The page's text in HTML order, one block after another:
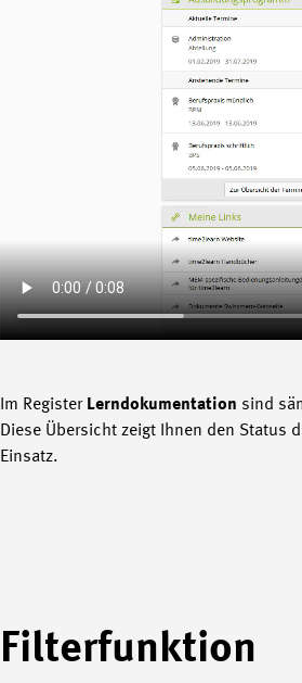
Im Register Lerndokumentation sind
Diese Übersicht zeigt Ihnen den Status
Einsatz.
Filterfunktion